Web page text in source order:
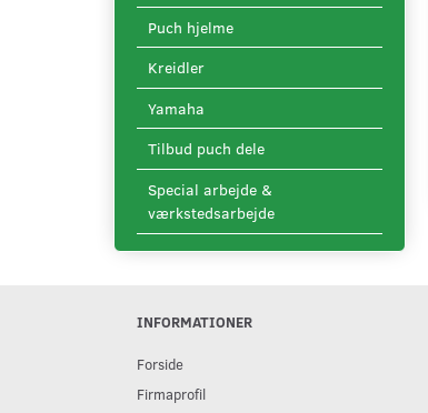
Puch hjelme
Kreidler
Yamaha
Tilbud puch dele
Special arbejde &
værkstedsarbejde
INFORMATIONER
Forside
Firmaprofil